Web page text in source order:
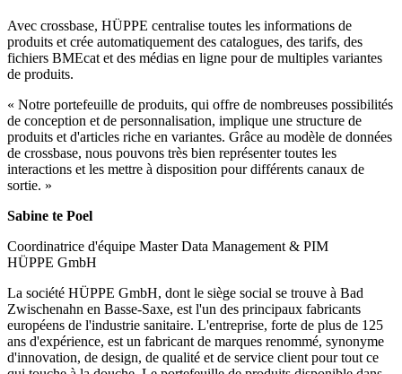
Avec crossbase, HÜPPE centralise toutes les informations de
produits et crée automatiquement des catalogues, des tarifs, des
fichiers BMEcat et des médias en ligne pour de multiples variantes
de produits.
« Notre portefeuille de produits, qui offre de nombreuses possibilités
de conception et de personnalisation, implique une structure de
produits et d'articles riche en variantes. Grâce au modèle de données
de crossbase, nous pouvons très bien représenter toutes les
interactions et les mettre à disposition pour différents canaux de
sortie. »
Sabine te Poel
Coordinatrice d'équipe Master Data Management & PIM
HÜPPE GmbH
La société HÜPPE GmbH, dont le siège social se trouve à Bad
Zwischenahn en Basse-Saxe, est l'un des principaux fabricants
européens de l'industrie sanitaire. L'entreprise, forte de plus de 125
ans d'expérience, est un fabricant de marques renommé, synonyme
d'innovation, de design, de qualité et de service client pour tout ce